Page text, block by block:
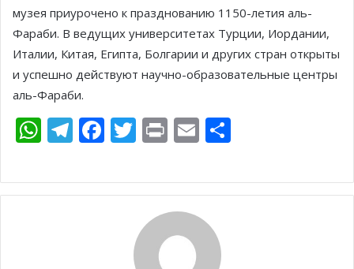
музея приурочено к празднованию 1150-летия аль-
Фараби. В ведущих университетах Турции, Иордании,
Италии, Китая, Египта, Болгарии и других стран открыты
и успешно действуют научно-образовательные центры
аль-Фараби.
W
at
s
T
e
gr
F
e
b
T
itt
er
Pr
t
E
ai
l
п
р